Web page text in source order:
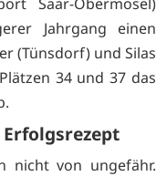
Jahrgang einen
(Tünsdorf) und Silas
34 und 37 das
nicht von ungefähr.